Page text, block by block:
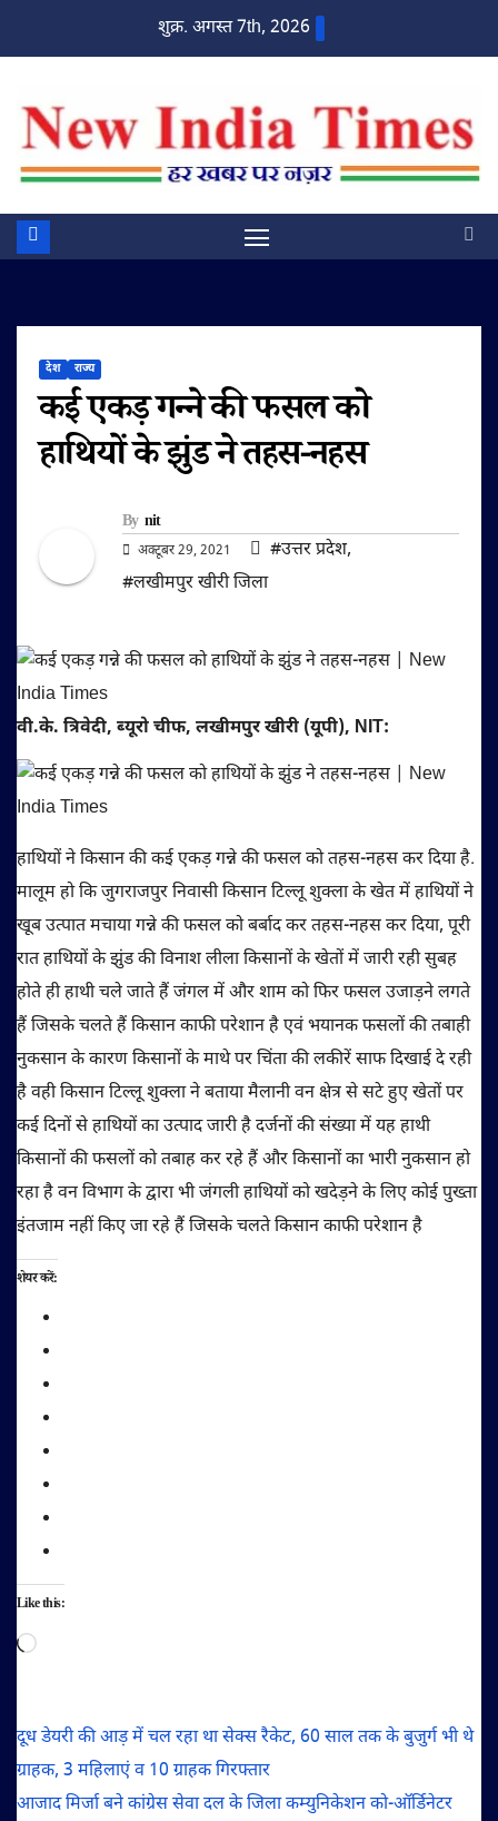
शुक्र. अगस्त 7th, 2026
देश राज्य
कई एकड़ गन्ने की फसल को
हाथियों के झुंड ने तहस-नहस
By nit
अक्टूबर 29, 2021 #उत्तर प्रदेश,
#लखीमपुर खीरी जिला
वी.के. त्रिवेदी, ब्यूरो चीफ, लखीमपुर खीरी (यूपी), NIT:
हाथियों ने किसान की कई एकड़ गन्ने की फसल को तहस-नहस कर दिया है.
मालूम हो कि जुगराजपुर निवासी किसान टिल्लू शुक्ला के खेत में हाथियों ने
खूब उत्पात मचाया गन्ने की फसल को बर्बाद कर तहस-नहस कर दिया, पूरी
रात हाथियों के झुंड की विनाश लीला किसानों के खेतों में जारी रही सुबह
होते ही हाथी चले जाते हैं जंगल में और शाम को फिर फसल उजाड़ने लगते
हैं जिसके चलते हैं किसान काफी परेशान है एवं भयानक फसलों की तबाही
नुकसान के कारण किसानों के माथे पर चिंता की लकीरें साफ दिखाई दे रही
है वही किसान टिल्लू शुक्ला ने बताया मैलानी वन क्षेत्र से सटे हुए खेतों पर
कई दिनों से हाथियों का उत्पाद जारी है दर्जनों की संख्या में यह हाथी
किसानों की फसलों को तबाह कर रहे हैं और किसानों का भारी नुकसान हो
रहा है वन विभाग के द्वारा भी जंगली हाथियों को खदेड़ने के लिए कोई पुख्ता
इंतजाम नहीं किए जा रहे हैं जिसके चलते किसान काफी परेशान है
शेयर करें:
Like this:
Loading…
पोस्ट
नेविगेशन
दूध डेयरी की आड़ में चल रहा था सेक्स रैकेट, 60 साल तक के बुजुर्ग भी थे
ग्राहक, 3 महिलाएं व 10 ग्राहक गिरफ्तार
आजाद मिर्जा बने कांग्रेस सेवा दल के जिला कम्युनिकेशन को-ऑर्डिनेटर